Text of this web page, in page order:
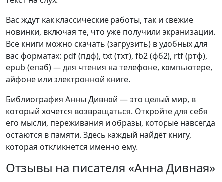
Вас ждут как классические работы, так и свежие
новинки, включая те, что уже получили экранизации.
Все книги можно скачать (загрузить) в удобных для
вас форматах: pdf (пдф), txt (тхт), fb2 (фб2), rtf (ртф),
epub (епаб) — для чтения на телефоне, компьютере,
айфоне или электронной книге.
Библиография Анны Дивной — это целый мир, в
который хочется возвращаться. Откройте для себя
его мысли, переживания и образы, которые навсегда
остаются в памяти. Здесь каждый найдёт книгу,
которая откликнется именно ему.
Отзывы на писателя «Анна Дивная»